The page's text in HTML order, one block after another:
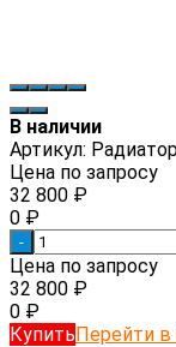
В наличии
Артикул:
Цена по запросу
32 800 ₽
0 ₽
-
Цена по запросу
32 800 ₽
0 ₽
КупитьПерейти в